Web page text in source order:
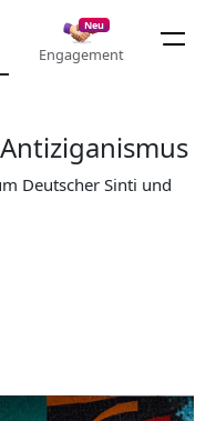
Neu
Engagement
Deutscher Sinti und